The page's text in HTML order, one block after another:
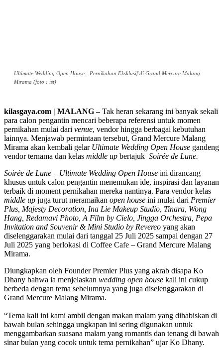
Ultimate Wedding Open House : Pernikahan Eksklusif di Grand Mercure Malang
Mirama (foto : ist)
kilasgaya.com | MALANG –Tak heran sekarang ini banyak sekali
para calon pengantin mencari beberapa referensi untuk momen
pernikahan mulai dari venue, vendor hingga berbagai kebutuhan
lainnya. Menjawab permintaan tersebut, Grand Mercure Malang
Mirama akan kembali gelar Ultimate Wedding Open House gandeng
vendor ternama dan kelas middle up bertajuk Soirée de Lune.
Soirée de Lune – Ultimate Wedding Open House ini dirancang
khusus untuk calon pengantin menemukan ide, inspirasi dan layanan
terbaik di moment pernikahan mereka nantinya. Para vendor kelas
middle up juga turut meramaikan open house ini mulai dari Premier
Plus, Majesty Decoration, Ina Lie Makeup Studio, Tinara, Wong
Hang, Redamavi Photo, A Film by Cielo, Jingga Orchestra, Pepa
Invitation and Souvenir & Mini Studio by Revereo yang akan
diselenggarakan mulai dari tanggal 25 Juli 2025 sampai dengan 27
Juli 2025 yang berlokasi di Coffee Cafe – Grand Mercure Malang
Mirama.
Diungkapkan oleh Founder Premier Plus yang akrab disapa Ko
Dhany bahwa ia menjelaskan wedding open house kali ini cukup
berbeda dengan tema sebelumnya yang juga diselenggarakan di
Grand Mercure Malang Mirama.
“Tema kali ini kami ambil dengan makan malam yang dihabiskan di
bawah bulan sehingga ungkapan ini sering digunakan untuk
menggambarkan suasana malam yang romantis dan tenang di bawah
sinar bulan yang cocok untuk tema pernikahan” ujar Ko Dhany.